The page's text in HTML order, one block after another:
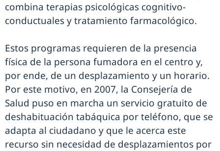
combina terapias psicológicas cognitivo-
conductuales y tratamiento farmacológico.
Estos programas requieren de la presencia
física de la persona fumadora en el centro y,
por ende, de un desplazamiento y un horario.
Por este motivo, en 2007, la Consejería de
Salud puso en marcha un servicio gratuito de
deshabituación tabáquica por teléfono, que se
adapta al ciudadano y que le acerca este
recurso sin necesidad de desplazamientos por